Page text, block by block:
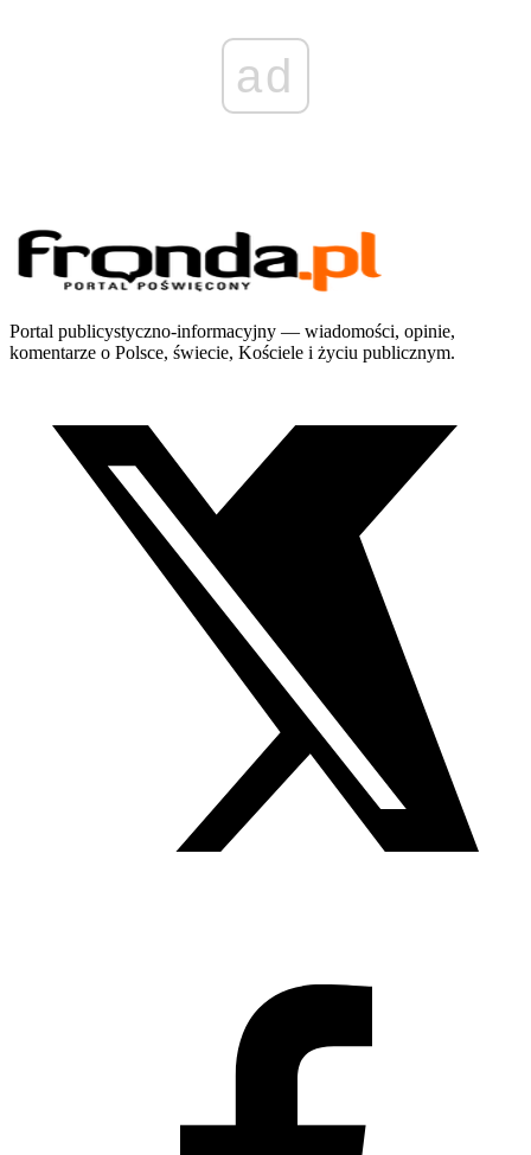
ad
Portal publicystyczno-informacyjny — wiadomości, opinie,
komentarze o Polsce, świecie, Kościele i życiu publicznym.